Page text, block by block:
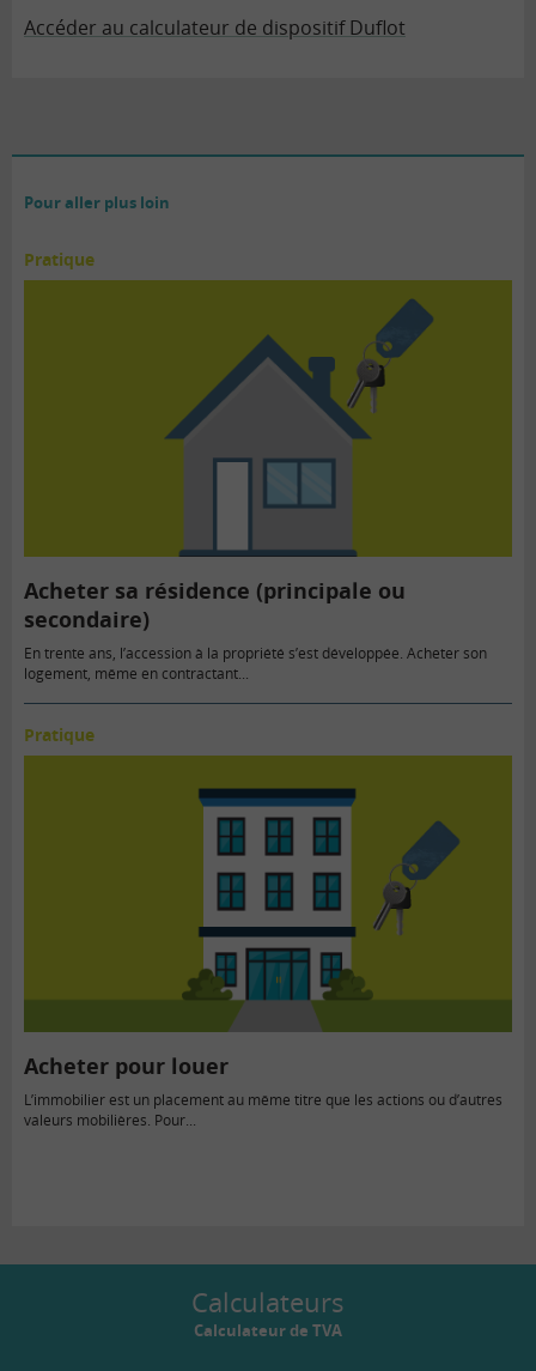
Accéder au calculateur de dispositif Duflot
Pour aller plus loin
Pratique
Acheter sa résidence (principale ou
secondaire)
En trente ans, l’accession à la propriété s’est développée. Acheter son
logement, même en contractant...
Pratique
Acheter pour louer
L’immobilier est un placement au même titre que les actions ou d’autres
valeurs mobilières. Pour...
Calculateurs
Calculateur de TVA